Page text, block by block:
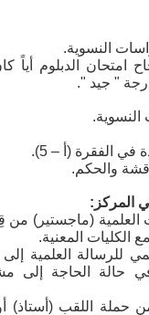
امتحان الدبلوم
" جيد ".
الفقرة (أ – 5).
والحكم.
المركز:
(ماجستير) من
الكليات المعنية.
للرسالة العلمية
حالة الحاجة إلى
حملة اللقب (أستاذ)